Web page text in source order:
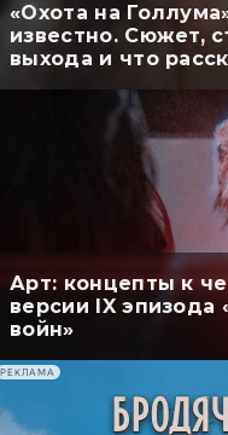
«Охота на
известно. Сюжет,
выхода и что
Арт: концепты к
версии IX эпизода
войн»
РЕКЛАМА